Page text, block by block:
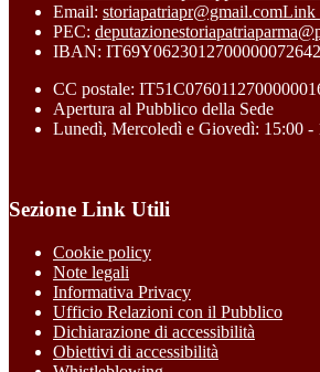
Email: storiapatriapr@gmail.comLink
PEC:
IBAN:
CC postale:
Apertura al Pubblico della Sede
Lunedì, Mercoledì e Giovedì: 15:00 -
Sezione Link Utili
Cookie policy
Note legali
Informativa Privacy
Ufficio Relazioni con il Pubblico
Dichiarazione di accessibilità
Obiettivi di accessibilità